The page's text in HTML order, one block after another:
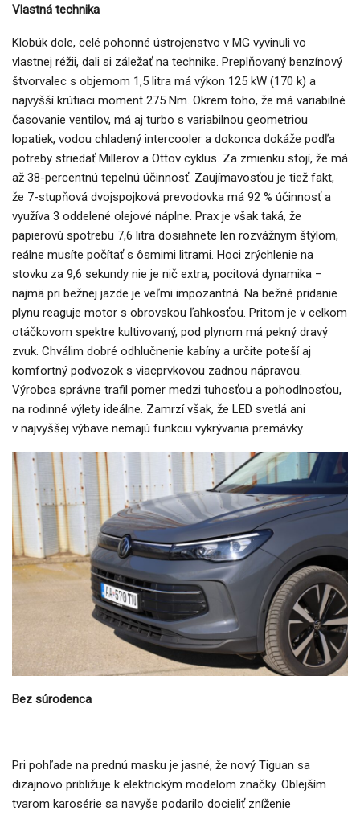
Vlastná technika
Klobúk dole, celé pohonné ústrojenstvo v MG vyvinuli vo
vlastnej réžii, dali si záležať na technike. Preplňovaný benzínový
štvorvalec s objemom 1,5 litra má výkon 125 kW (170 k) a
najvyšší krútiaci moment 275 Nm. Okrem toho, že má variabilné
časovanie ventilov, má aj turbo s variabilnou geometriou
lopatiek, vodou chladený intercooler a dokonca dokáže podľa
potreby striedať Millerov a Ottov cyklus. Za zmienku stojí, že má
až 38-percentnú tepelnú účinnosť. Zaujímavosťou je tiež fakt,
že 7-stupňová dvojspojková prevodovka má 92 % účinnosť a
využíva 3 oddelené olejové náplne. Prax je však taká, že
papierovú spotrebu 7,6 litra dosiahnete len rozvážnym štýlom,
reálne musíte počítať s ôsmimi litrami. Hoci zrýchlenie na
stovku za 9,6 sekundy nie je nič extra, pocitová dynamika –
najmä pri bežnej jazde je veľmi impozantná. Na bežné pridanie
plynu reaguje motor s obrovskou ľahkosťou. Pritom je v celkom
otáčkovom spektre kultivovaný, pod plynom má pekný dravý
zvuk. Chválim dobré odhlučnenie kabíny a určite poteší aj
komfortný podvozok s viacprvkovou zadnou nápravou.
Výrobca správne trafil pomer medzi tuhosťou a pohodlnosťou,
na rodinné výlety ideálne. Zamrzí však, že LED svetlá ani
v najvyššej výbave nemajú funkciu vykrývania premávky.
Bez súrodenca
Pri pohľade na prednú masku je jasné, že nový Tiguan sa
dizajnovo približuje k elektrickým modelom značky. Oblejším
tvarom karosérie sa navyše podarilo docieliť zníženie